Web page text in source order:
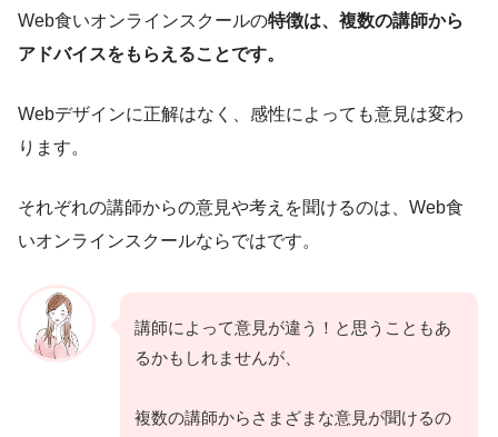
Web食いオンラインスクールの特徴は、複数の講師から
アドバイスをもらえることです。
Webデザインに正解はなく、感性によっても意見は変わ
ります。
それぞれの講師からの意見や考えを聞けるのは、Web食
いオンラインスクールならではです。
講師によって意見が違う！と思うこともあ
るかもしれませんが、
複数の講師からさまざまな意見が聞けるの